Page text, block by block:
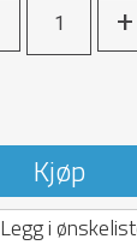
+
Kjøp
Legg i